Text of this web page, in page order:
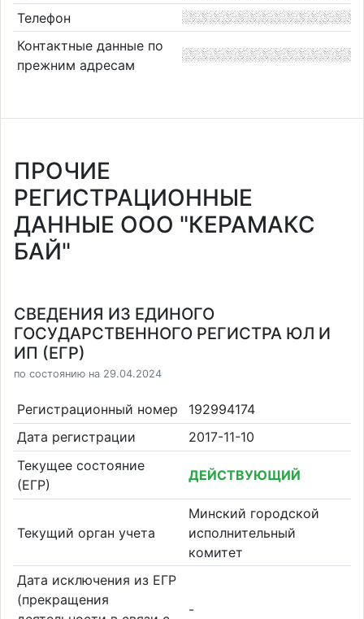
Телефон
Контактные данные по
прежним адресам
ПРОЧИЕ
РЕГИСТРАЦИОННЫЕ
ДАННЫЕ ООО "КЕРАМАКС
БАЙ"
СВЕДЕНИЯ ИЗ ЕДИНОГО
ГОСУДАРСТВЕННОГО РЕГИСТРА ЮЛ И
ИП (ЕГР)
по состоянию на 29.04.2024
Регистрационный номер
192994174
Дата регистрации
2017-11-10
Текущее состояние
(ЕГР)
ДЕЙСТВУЮЩИЙ
Текущий орган учета
Минский городской
исполнительный
комитет
Дата исключения из ЕГР
(прекращения
-